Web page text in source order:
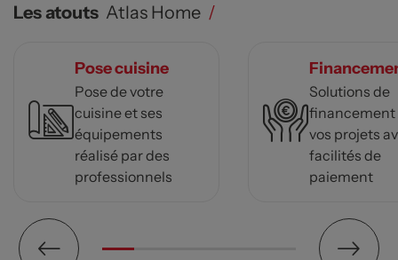
Les atouts Atlas Home /
Pose cuisine
Pose de votre
cuisine et ses
équipements
réalisé par des
professionnels
Solutions de
financement
vos projets
facilités de
paiement